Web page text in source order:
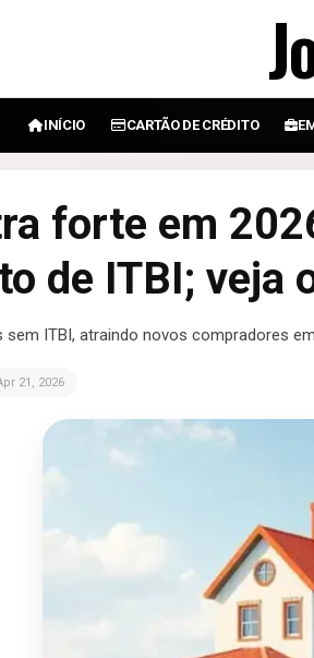
INÍCIO CARTÃO DE CRÉDITO
forte em
de ITBI; veja
sem ITBI, atraindo novos compradores
21, 2026